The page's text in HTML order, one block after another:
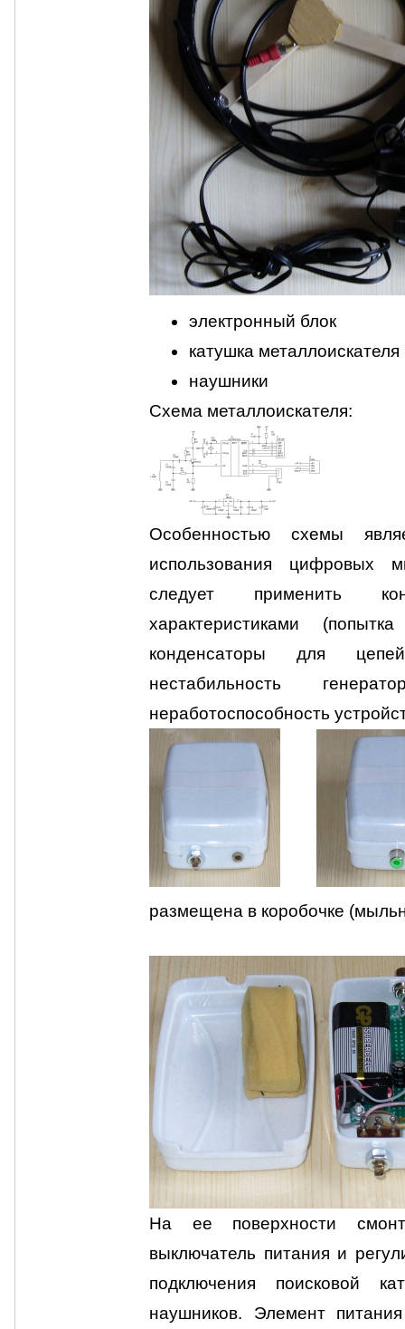
электронный блок
катушка металлоискателя
наушники
Схема металлоискателя:
Особенностью схемы
использования цифровых
следует применить
характеристиками
конденсаторы для
нестабильность
неработоспособность
размещена в коробочке
На ее поверхности
выключатель питания и
подключения поисковой
наушников. Элемент